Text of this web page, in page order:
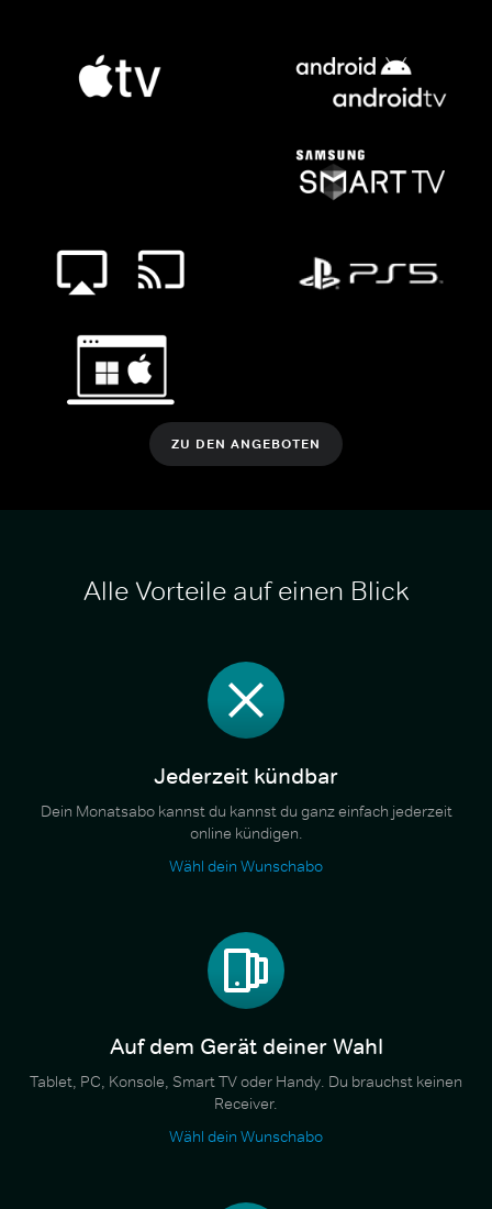
ZU DEN ANGEBOTEN
Alle Vorteile auf einen Blick
Jederzeit kündbar
Dein Monatsabo kannst du kannst du ganz einfach jederzeit
online kündigen.
Wähl dein Wunschabo
Auf dem Gerät deiner Wahl
Tablet, PC, Konsole, Smart TV oder Handy. Du brauchst keinen
Receiver.
Wähl dein Wunschabo